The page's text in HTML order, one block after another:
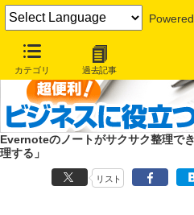
カテゴリ 過去記事
Evernoteのノートがサクサク整理で
理する」
リスト